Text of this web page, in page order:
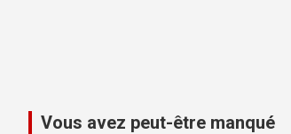
Vous avez peut-être manqué